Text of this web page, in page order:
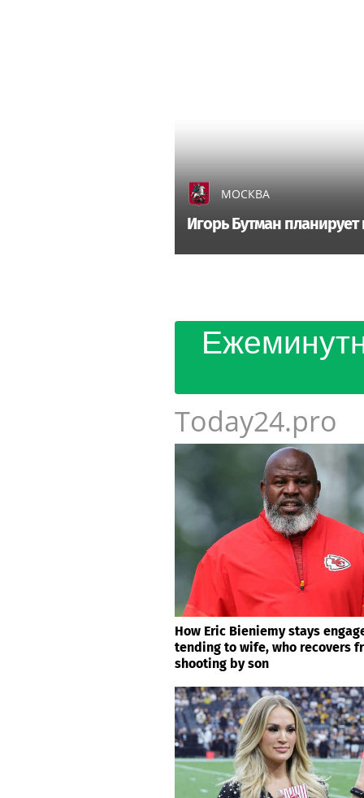
МОСКВА
Игорь Бутман
Today24.pro
How Eric Bieniemy stays
tending to wife, who recovers
shooting by son